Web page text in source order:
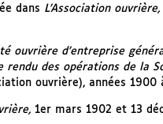
dans L’Association ouvrière,
ouvrière d’entreprise
rendu des opérations de la
ouvrière), années 1900
1er mars 1902 et 13